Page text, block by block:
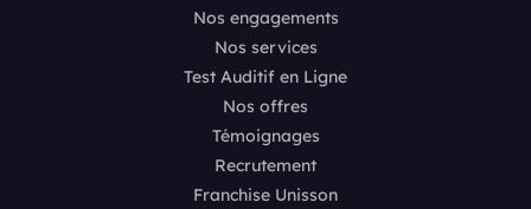
Nos engagements
Nos services
Test Auditif en Ligne
Nos offres
Témoignages
Recrutement
Franchise Unisson